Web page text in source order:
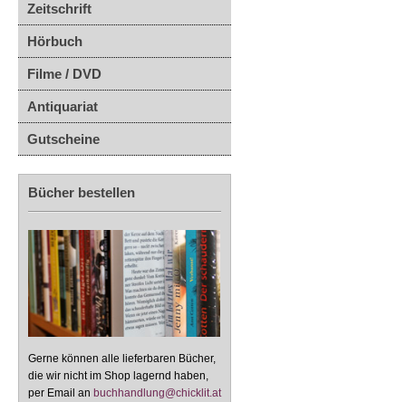
Zeitschrift
Hörbuch
Filme / DVD
Antiquariat
Gutscheine
Bücher bestellen
Gerne können alle lieferbaren Bücher,
die wir nicht im Shop lagernd haben,
per Email an buchhandlung@chicklit.at